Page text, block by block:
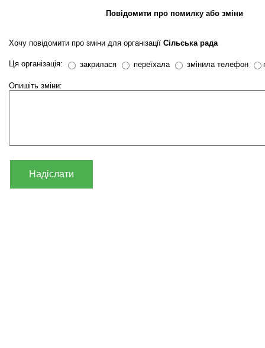
Повідомити про помилку або зміни
Хочу повідомити про зміни для організації Сільська рада
Ця організація: закрилася переїхала змінила телефон
Опишіть зміни:
Надіслати